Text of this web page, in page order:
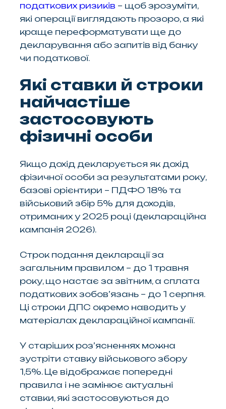
податкових ризиків – щоб зрозуміти,
які операції виглядають прозоро, а які
краще переформатувати ще до
декларування або запитів від банку
чи податкової.
Які ставки й строки
найчастіше
застосовують
фізичні особи
Якщо дохід декларується як дохід
фізичної особи за результатами року,
базові орієнтири – ПДФО 18% та
військовий збір 5% для доходів,
отриманих у 2025 році (деклараційна
кампанія 2026).
Строк подання декларації за
загальним правилом – до 1 травня
року, що настає за звітним, а сплата
податкових зобов’язань – до 1 серпня.
Ці строки ДПС окремо наводить у
матеріалах деклараційної кампанії.
У старіших роз’ясненнях можна
зустріти ставку військового збору
1,5%. Це відображає попередні
правила і не замінює актуальні
ставки, які застосовуються до